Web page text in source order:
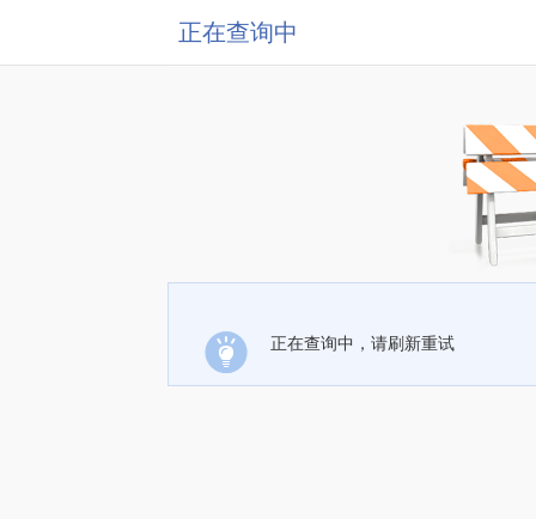
正在查询中
正在查询中，请刷新重试